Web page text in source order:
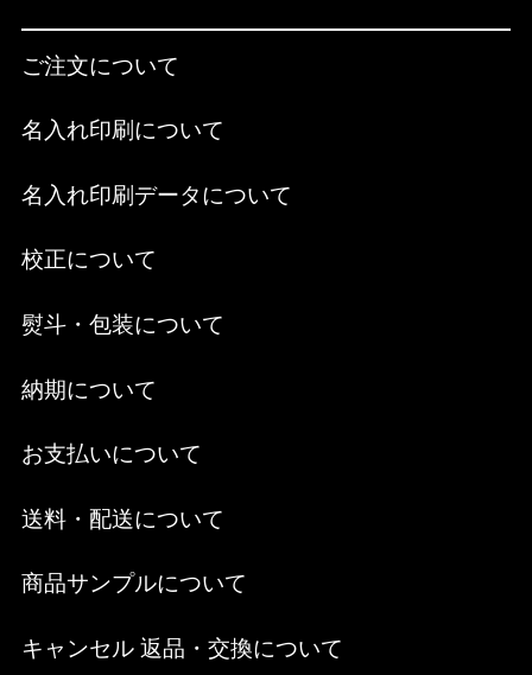
ご注文について
名入れ印刷について
名入れ印刷データについて
校正について
熨斗・包装について
納期について
お支払いについて
送料・配送について
商品サンプルについて
キャンセル 返品・交換について